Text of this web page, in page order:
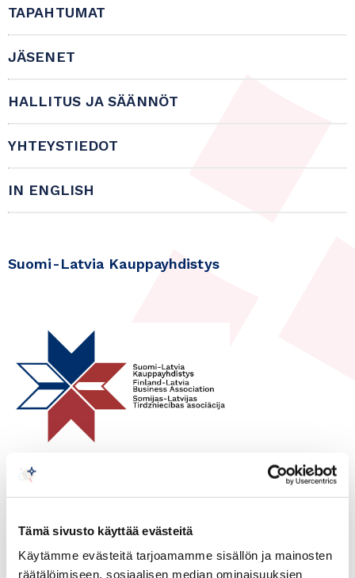
Tämä sivusto käyttää evästeitä
Käytämme evästeitä tarjoamamme sisällön ja mainosten
räätälöimiseen, sosiaalisen median ominaisuuksien
TAPAHTUMAT
JÄSENET
HALLITUS JA SÄÄNNÖT
YHTEYSTIEDOT
IN ENGLISH
Suomi-Latvia Kauppayhdistys
Latvia
Expand your Business and find
new partners in Latvia -
online networking event 15